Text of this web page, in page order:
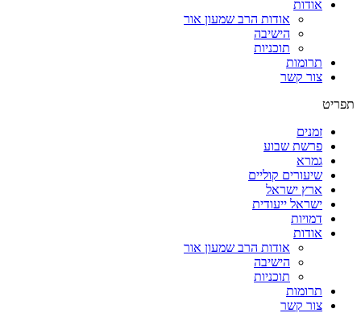
אודות
אודות הרב שמעון אור
הישיבה
תוכניות
תרומות
צור קשר
תפריט
זמנים
פרשת שבוע
גמרא
שיעורים קוליים
ארץ ישראל
ישראל ייעודית
דמויות
אודות
אודות הרב שמעון אור
הישיבה
תוכניות
תרומות
צור קשר